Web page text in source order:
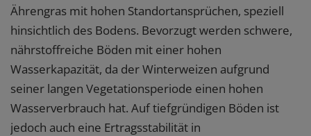
Ährengras mit hohen Standortansprüchen, speziell
hinsichtlich des Bodens. Bevorzugt werden schwere,
nährstoffreiche Böden mit einer hohen
Wasserkapazität, da der Winterweizen aufgrund
seiner langen Vegetationsperiode einen hohen
Wasserverbrauch hat. Auf tiefgründigen Böden ist
jedoch auch eine Ertragsstabilität in